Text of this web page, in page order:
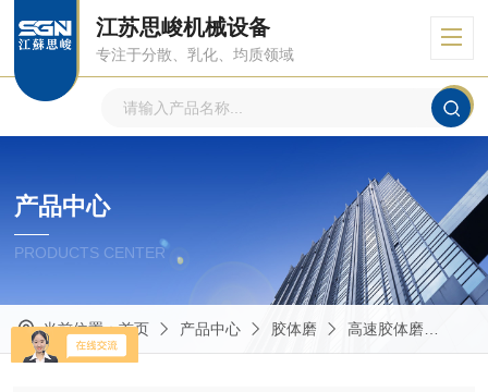
江苏思峻机械设备
专注于分散、乳化、均质领域
产品中心
PRODUCTS CENTER
当前位置：首页 产品中心 胶体磨 高速胶体磨